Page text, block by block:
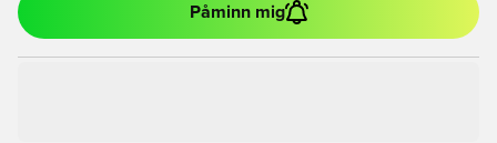
Påminn mig